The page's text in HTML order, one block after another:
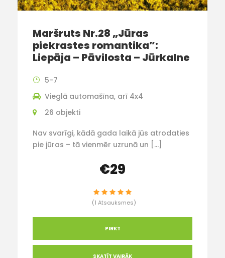
Maršruts Nr.28 „Jūras
piekrastes romantika”:
Liepāja – Pāvilosta – Jūrkalne
5-7
Vieglā automašīna, arī 4x4
26 objekti
Nav svarīgi, kādā gada laikā jūs atrodaties
pie jūras – tā vienmēr uzrunā un […]
€29
(1 Atsauksmes)
PIRKT
SKATĪT VAIRĀK